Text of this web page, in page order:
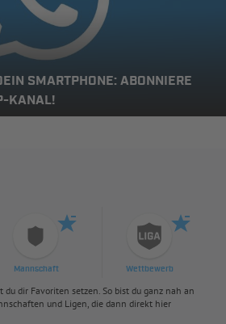
SMARTPHONE: ABONNIERE
KANAL!
Mannschaft Wettbewerb
du dir Favoriten setzen. So bist du ganz nah an
und Ligen, die dann direkt hier